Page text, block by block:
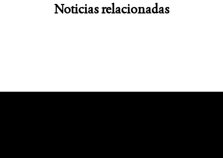
Noticias relacionadas